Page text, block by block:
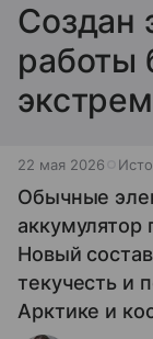
Создан
работы
22 мая 2026
Обычные
аккумулятор
Новый
текучесть и
Арктике и